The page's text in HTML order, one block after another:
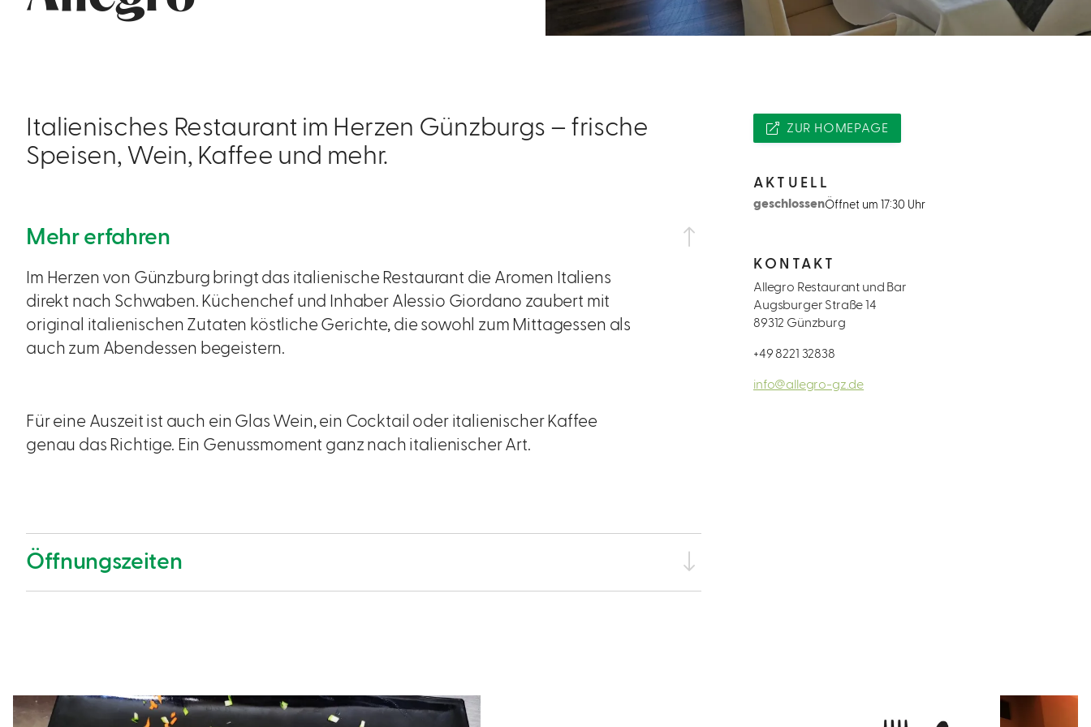
Italienisches Restaurant im Herzen Günzburgs – frische
Speisen, Wein, Kaffee und mehr.
Mehr erfahren
Im Herzen von Günzburg bringt das italienische Restaurant die Aromen Italiens
direkt nach Schwaben. Küchenchef und Inhaber Alessio Giordano zaubert mit
original italienischen Zutaten köstliche Gerichte, die sowohl zum Mittagessen als
auch zum Abendessen begeistern.
Für eine Auszeit ist auch ein Glas Wein, ein Cocktail oder italienischer Kaffee
genau das Richtige. Ein Genussmoment ganz nach italienischer Art.
Öffnungszeiten
ZUR HOMEPAGE
AKTUELL
geschlossenÖffnet um 17:30 Uhr
KONTAKT
Allegro Restaurant und Bar
Augsburger Straße 14
89312 Günzburg
+49 8221 32838
info@allegro-gz.de